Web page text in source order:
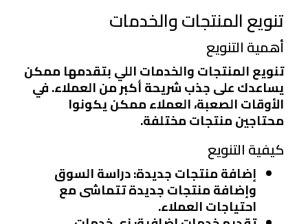
تنويع المنتجات والخدمات
أهمية التنويع
تنويع المنتجات والخدمات اللي بتقدمها ممكن
يساعدك على جذب شريحة أكبر من العملاء. في
الأوقات الصعبة، العملاء ممكن يكونوا
محتاجين منتجات مختلفة.
كيفية التنويع
إضافة منتجات جديدة: دراسة السوق
وإضافة منتجات جديدة تتماشى مع
احتياجات العملاء.